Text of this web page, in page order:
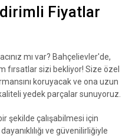
Fiyatlar
mı var? Bahçelievler'de,
fırsatlar sizi bekliyor! Size özel
koruyacak ve ona uzun
yedek parçalar sunuyoruz.
şekilde çalışabilmesi için
ve güvenilirliğiyle